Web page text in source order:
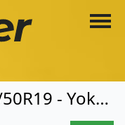
Alu Sommerdæk - 245/50R19 - Yokohama (8142)